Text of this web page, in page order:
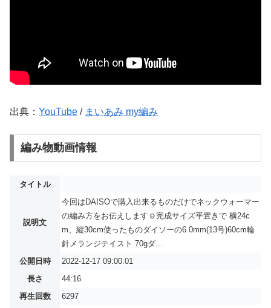
出典： YouTube / まいあみ my編み
編み物動画情報
タイトル
説明文
今回はDAISOで購入出来るものだけでネックウォーマー
の編み方をお伝えします☺️完成サイズ平置きで 横24c
m、縦30cm使ったものダイソーの6.0mm(13号)60cm輪
針メランジテイスト 70gダ...
公開日時
2022-12-17 09:00:01
長さ
44:16
再生回数
6297